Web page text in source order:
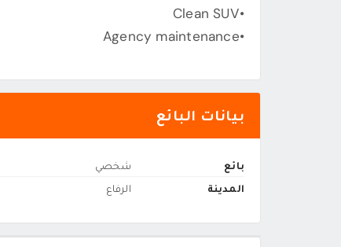
•Clean SUV
•Agency maintenance
بيانات البائع
بائع
شخصي
المدينة
الرفاع